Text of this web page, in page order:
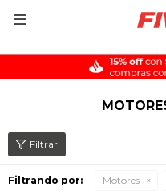

Filtrando por: Motores